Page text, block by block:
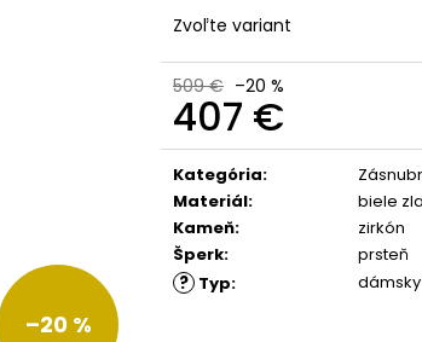
Zvoľte variant
509 € –20 %
407 €
Jednotková
cena:
Kategória:
Materiál:
biele
Kameň:
zirkón
Šperk: prsteň
? Typ: dámsky
–20 %